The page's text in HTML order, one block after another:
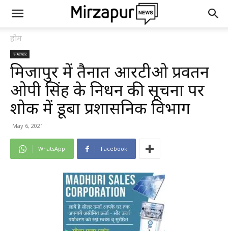
होम
समाचार
मिर्जापुर में तैनात आरटीओ प्रवर्तन
ओपी सिंह के निधन की सूचना पर
शोक में डूबा प्रशासनिक विभाग
May 6, 2021
WhatsApp Facebook